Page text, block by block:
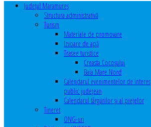
Judeţul Maramureş
Structura administrativă
Turism
Materiale de promovare
Izvoare de apă
Trasee turistice
Creasta Cocoșului
Baia Mare Nord
Calendarul evenimentelor de interes
public judeţean
Calendarul târgurilor şi al pieţelor
Tineret
ONG-uri